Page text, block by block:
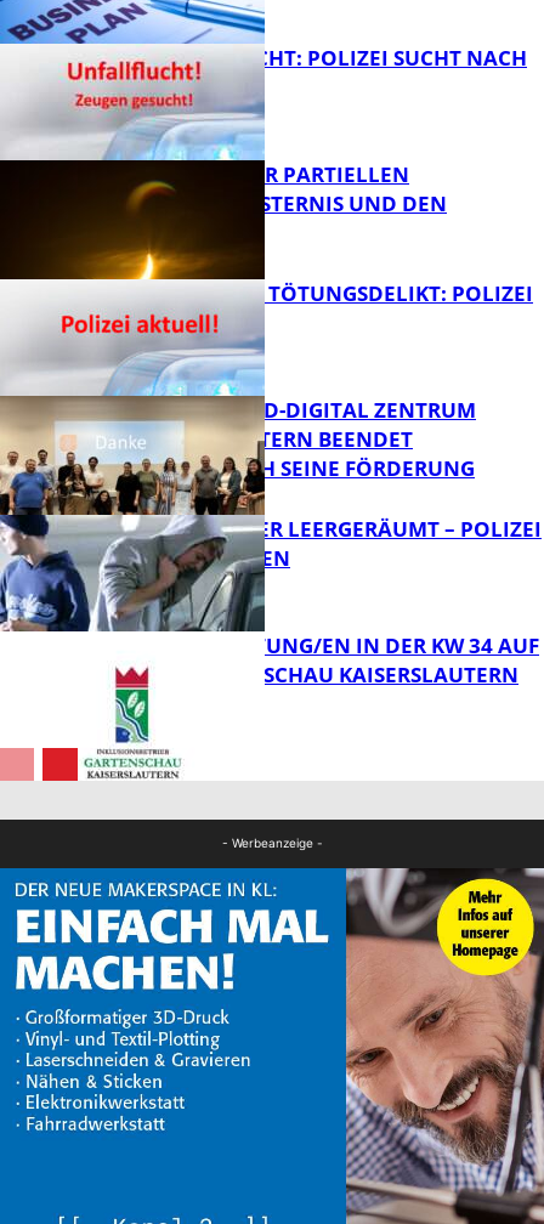
FB News
UNFALLFLUCHT: POLIZEI SUCHT NACH
ZEUGEN
VORTRAG ZUR PARTIELLEN
SONNENFINSTERNIS UND DEN
PERSEIDEN
FB News
VERSUCHTES TÖTUNGSDELIKT: POLIZEI
ERMITTELT
FB News
MITTELSTAND-DIGITAL ZENTRUM
KAISERSLAUTERN BEENDET
ERFOLGREICH SEINE FÖRDERUNG
TRANSPORTER LEERGERÄUMT – POLIZEI
SUCHT ZEUGEN
VERANSTALTUNG/EN IN DER KW 34 AUF
DER GARTENSCHAU KAISERSLAUTERN
- Werbeanzeige -